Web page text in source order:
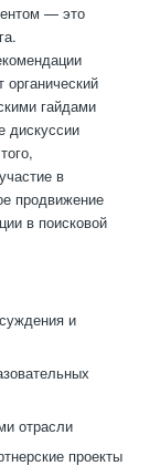
— это
гайдами
дискуссии
в
продвижение
в поисковой
и
отрасли
проекты